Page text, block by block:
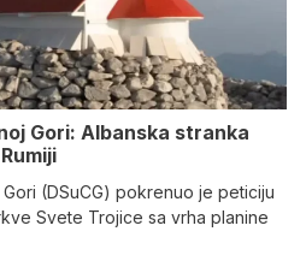
Gori: Albanska stranka
(DSuCG) pokrenuo je peticiju
Svete Trojice sa vrha planine